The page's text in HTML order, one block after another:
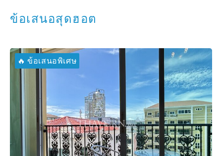
ข้อเสนอสุดฮอต
🔥 ข้อเสนอพิเศษ